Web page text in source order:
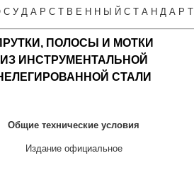
У Д А Р С Т В Е Н Н Ы Й С Т А Н Д А Р Т
ПОЛОСЫ И МОТКИ
ИЗ ИНСТРУМЕНТАЛЬНОЙ
СТАЛИ
Общие технические условия
Издание официальное